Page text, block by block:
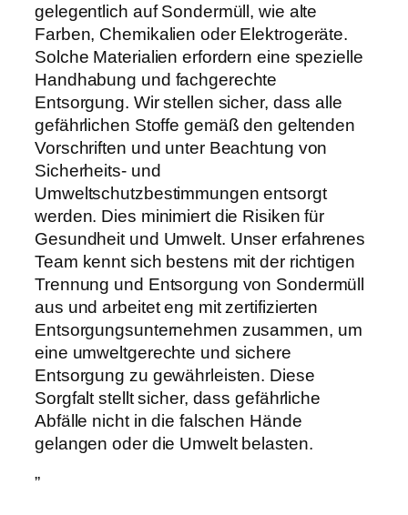
gelegentlich auf Sondermüll, wie alte
Farben, Chemikalien oder Elektrogeräte.
Solche Materialien erfordern eine spezielle
Handhabung und fachgerechte
Entsorgung. Wir stellen sicher, dass alle
gefährlichen Stoffe gemäß den geltenden
Vorschriften und unter Beachtung von
Sicherheits- und
Umweltschutzbestimmungen entsorgt
werden. Dies minimiert die Risiken für
Gesundheit und Umwelt. Unser erfahrenes
Team kennt sich bestens mit der richtigen
Trennung und Entsorgung von Sondermüll
aus und arbeitet eng mit zertifizierten
Entsorgungsunternehmen zusammen, um
eine umweltgerechte und sichere
Entsorgung zu gewährleisten. Diese
Sorgfalt stellt sicher, dass gefährliche
Abfälle nicht in die falschen Hände
gelangen oder die Umwelt belasten.
”